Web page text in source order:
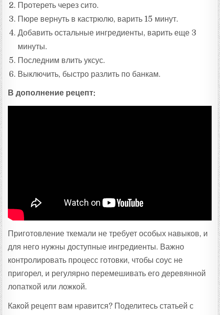
Протереть через сито.
Пюре вернуть в кастрюлю, варить 15 минут.
Добавить остальные ингредиенты, варить еще 3
минуты.
Последним влить уксус.
Выключить, быстро разлить по банкам.
В дополнение рецепт:
Приготовление ткемали не требует особых навыков, и
для него нужны доступные ингредиенты. Важно
контролировать процесс готовки, чтобы соус не
пригорел, и регулярно перемешивать его деревянной
лопаткой или ложкой.
Какой рецепт вам нравится? Поделитесь статьей с